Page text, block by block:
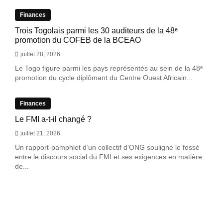
Finances
Trois Togolais parmi les 30 auditeurs de la 48ᵉ
promotion du COFEB de la BCEAO
juillet 28, 2026
Le Togo figure parmi les pays représentés au sein de la 48ᵉ
promotion du cycle diplômant du Centre Ouest Africain...
Finances
Le FMI a-t-il changé ?
juillet 21, 2026
Un rapport-pamphlet d’un collectif d’ONG souligne le fossé
entre le discours social du FMI et ses exigences en matière
de...